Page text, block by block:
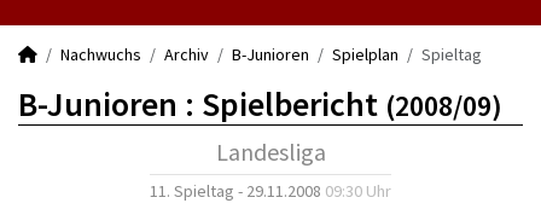
Nachwuchs Archiv B-Junioren Spielplan Spieltag
B-Junioren : Spielbericht (2008/09)
Landesliga
11. Spieltag - 29.11.2008 09:30 Uhr